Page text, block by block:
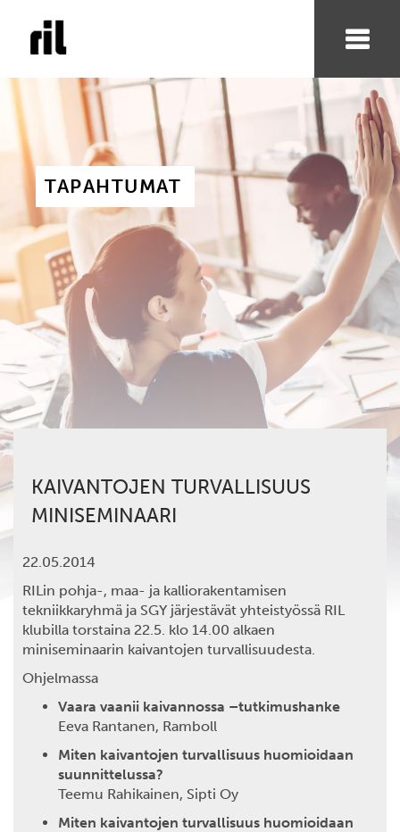
TAPAHTUMAT
KAIVANTOJEN TURVALLISUUS
MINISEMINAARI
22.05.2014
RILin pohja-, maa- ja kalliorakentamisen
tekniikkaryhmä ja SGY järjestävät yhteistyössä RIL
klubilla torstaina 22.5. klo 14.00 alkaen
miniseminaarin kaivantojen turvallisuudesta.
Ohjelmassa
Vaara vaanii kaivannossa –tutkimushanke
Eeva Rantanen, Ramboll
Miten kaivantojen turvallisuus huomioidaan
suunnittelussa?
Teemu Rahikainen, Sipti Oy
Miten kaivantojen turvallisuus huomioidaan